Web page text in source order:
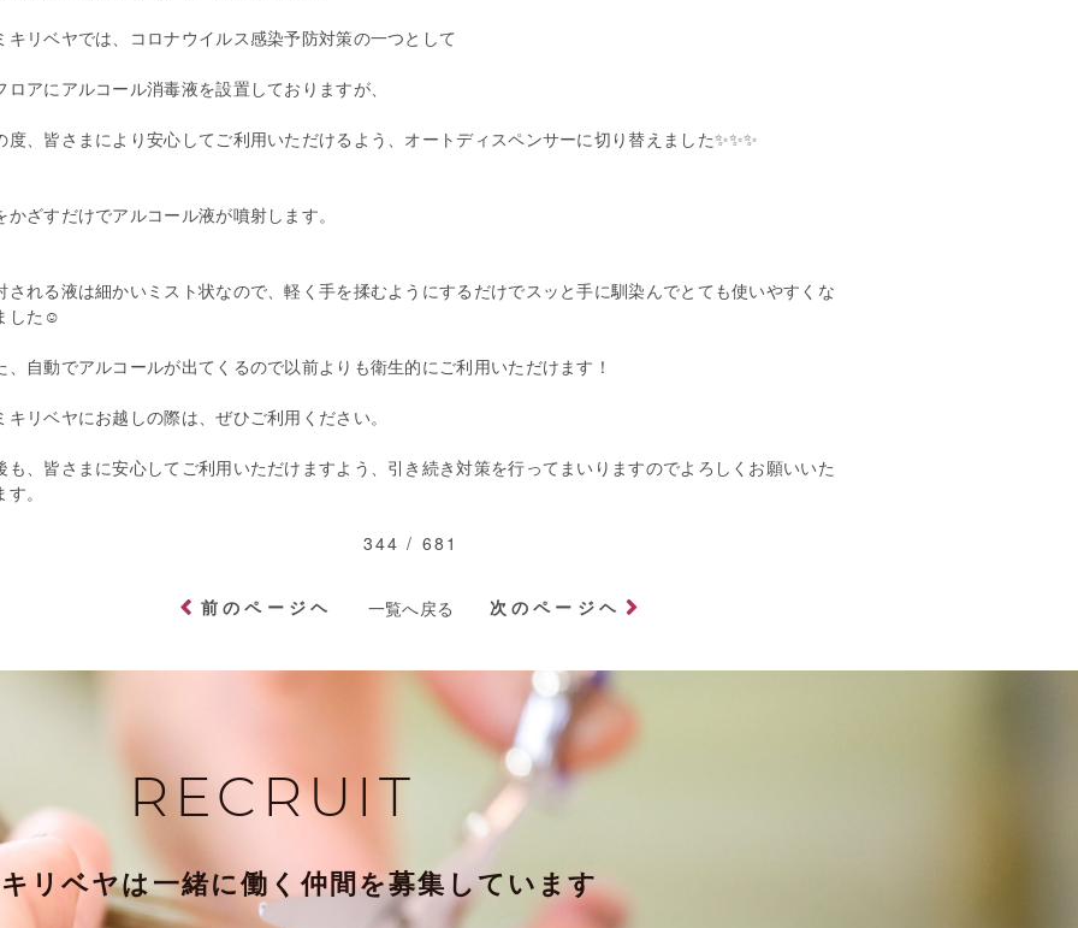
キリベヤでは、コロナウイルス感染予防対策の一つとして
ロアにアルコール消毒液を設置しておりますが、
度、皆さまにより安心してご利用いただけるよう、オートディスペンサーに切り替えました✨✨✨
かざすだけでアルコール液が噴射します。
される液は細かいミスト状なので、軽く手を揉むようにするだけでスッと手に馴染んでとても使いやすくな
した☺
、自動でアルコールが出てくるので以前よりも衛生的にご利用いただけます！
キリベヤにお越しの際は、ぜひご利用ください。
も、皆さまに安心してご利用いただけますよう、引き続き対策を行ってまいりますのでよろしくお願いいた
。
344 / 681
前のページヘ 一覧へ戻る 次のページヘ
RECRUIT
リベヤは一緒に働く仲間を募集しています